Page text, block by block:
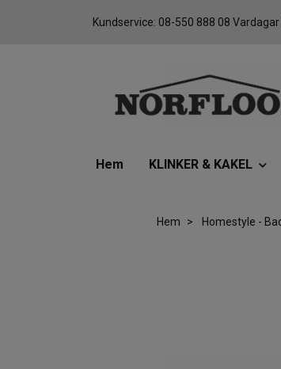
Kundservice: 08-550 888 08
Hem KLINKER & KAKEL
Hem Homestyle -